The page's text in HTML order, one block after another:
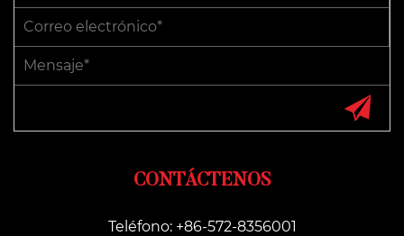
CONTÁCTENOS
Teléfono: +86-572-8356001